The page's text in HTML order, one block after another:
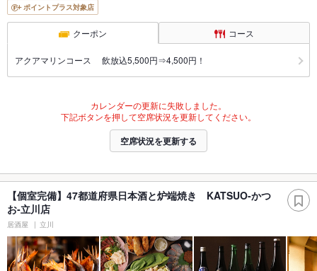
ポイントプラス対象店
クーポン コース
アクアマリンコース 飲放込5,500円⇒4,500円！
カレンダーの更新に失敗しました。
下記ボタンを押して空席状況を更新してください。
空席状況を更新する
【個室完備】47都道府県日本酒と炉端焼き KATSUO‐かつ
お‐立川店
居酒屋 立川